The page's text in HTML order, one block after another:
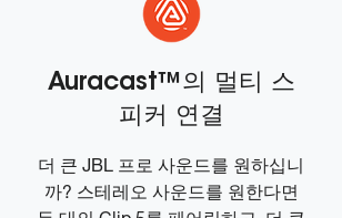
Auracast™의 멀티 스
피커 연결
더 큰 JBL 프로 사운드를 원하십니
까? 스테레오 사운드를 원한다면